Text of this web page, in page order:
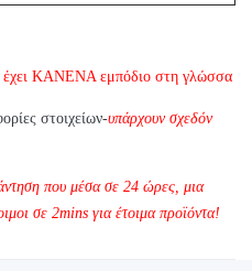
χρειάζεστε στο απόθεμα
έχει ΚΑΝΕΝΑ εμπόδιο στη γλώσσα
στοιχείων-υπάρχουν σχεδόν
που μέσα σε 24 ώρες, μια
σε 2mins για έτοιμα προϊόντα!